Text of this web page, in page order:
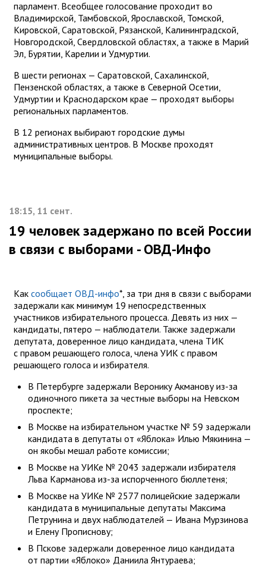
парламент. Всеобщее голосование проходит во
Владимирской, Тамбовской, Ярославской, Томской,
Кировской, Саратовской, Рязанской, Калининградской,
Новгородской, Свердловской областях, а также в Марий
Эл, Бурятии, Карелии и Удмуртии.
В шести регионах — Саратовской, Сахалинской,
Пензенской областях, а также в Северной Осетии,
Удмуртии и Краснодарском крае — проходят выборы
региональных парламентов.
В 12 регионах выбирают городские думы
административных центров. В Москве проходят
муниципальные выборы.
18:15, 11 сент.
19 человек задержано по всей России
в связи с выборами - ОВД-Инфо
Как сообщает ОВД-инфо*, за три дня в связи с выборами
задержали как минимум 19 непосредственных
участников избирательного процесса. Девять из них —
кандидаты, пятеро — наблюдатели. Также задержали
депутата, доверенное лицо кандидата, члена ТИК
с правом решающего голоса, члена УИК с правом
решающего голоса и избирателя.
В Петербурге задержали Веронику Акманову из-за
одиночного пикета за честные выборы на Невском
проспекте;
В Москве на избирательном участке № 59 задержали
кандидата в депутаты от «Яблока» Илью Мякинина —
он якобы мешал работе комиссии;
В Москве на УИКе № 2043 задержали избирателя
Льва Карманова из-за испорченного бюллетеня;
В Москве на УИКе № 2577 полицейские задержали
кандидата в муниципальные депутаты Максима
Петрунина и двух наблюдателей — Ивана Мурзинова
и Елену Прописнову;
В Пскове задержали доверенное лицо кандидата
от партии «Яблоко» Даниила Янтураева;